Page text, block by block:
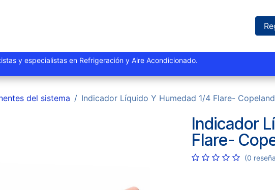
Sucursales
contratistas y especialistas en Refrigeración y Aire
del sistema Indicador Líquido Y Humedad 1/4 Flare- Copeland
Indicador
Flare-
(0